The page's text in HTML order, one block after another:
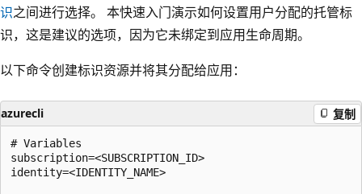
识之间进行选择。 本快速入门演示如何设置用户分配的托管标
识，这是建议的选项，因为它未绑定到应用生命周期。
以下命令创建标识资源并将其分配给应用：
azurecli 复制
# Variables
subscription=<SUBSCRIPTION_ID>
identity=<IDENTITY_NAME>